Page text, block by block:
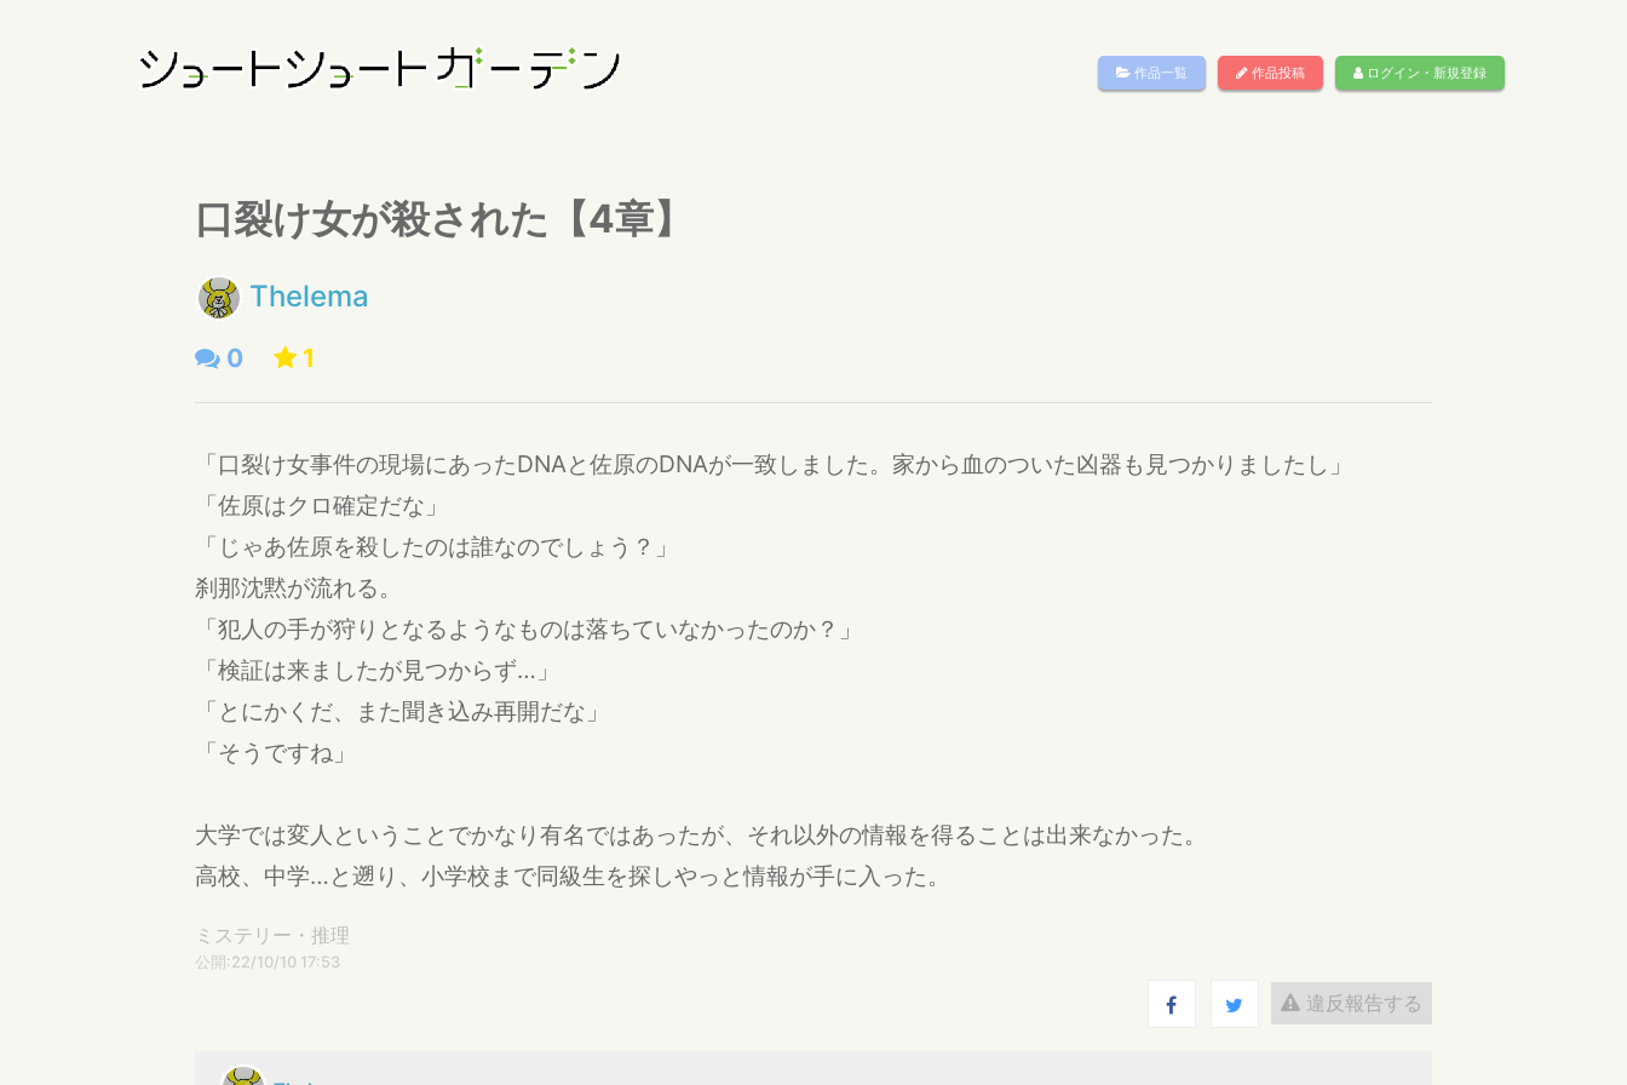
作品一覧 作品投稿 ログイン・新規登録
口裂け女が殺された【4章】
Thelema
0 1
「口裂け女事件の現場にあったDNAと佐原のDNAが一致しました。家から血のついた凶器も見つかりましたし」
「佐原はクロ確定だな」
「じゃあ佐原を殺したのは誰なのでしょう？」
刹那沈黙が流れる。
「犯人の手が狩りとなるようなものは落ちていなかったのか？」
「検証は来ましたが見つからず…」
「とにかくだ、また聞き込み再開だな」
「そうですね」
大学では変人ということでかなり有名ではあったが、それ以外の情報を得ることは出来なかった。
高校、中学…と遡り、小学校まで同級生を探しやっと情報が手に入った。
ミステリー・推理
公開:22/10/10 17:53
違反報告する